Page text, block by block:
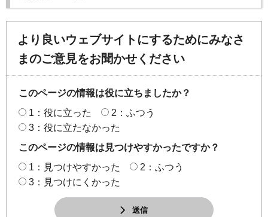
より良いウェブサイトにするためにみなさ
まのご意見をお聞かせください
このページの情報は役に立ちましたか？
1：役に立った
2：ふつう
3：役に立たなかった
このページの情報は見つけやすかったですか？
1：見つけやすかった
2：ふつう
3：見つけにくかった
送信